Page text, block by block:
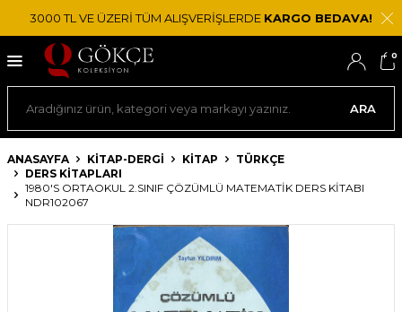
3000 TL VE ÜZERİ TÜM ALIŞVERİŞLERDE KARGO BEDAVA!
ARA
0
ANASAYFA KİTAP-DERGİ KITAP
TÜRKÇE
DERS KITAPLARI
1980'S ORTAOKUL 2.SINIF ÇÖZÜMLÜ MATEMATIK DERS KITABI
NDR102067